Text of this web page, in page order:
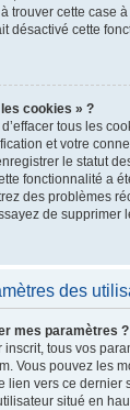
trouver cette case
désactivé cette
cookies » ?
tous les
et votre
le statut
fonctionnalité a
des problèmes
de supprimer
des
mes paramètres ?
tous vos
Vous pouvez les
lien vers ce dernier
situé en